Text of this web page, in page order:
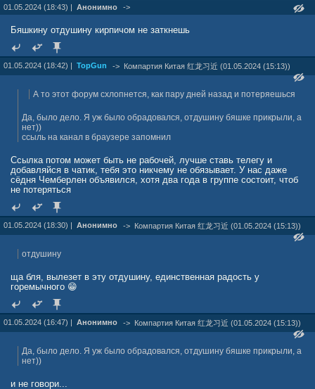
01.05.2024 (18:43) | Анонимно ->
Бяшкину отдушину кирпичом не заткнешь
01.05.2024 (18:42) | TopGun -> Компартия Китая 红龙习近 (01.05.2024 (15:13))
А то этот форум схлопнется, как пару дней назад и потеряешься
Да, было дело. Я уж было обрадовался, отдушину бяшке прикрыли, а
нет))
ссыль на канал в браузере запомнил
Ссылка потом может быть не рабочей, лучше ставь телегу и
добавляйся в чатик, тебя это никчему не обязывает. У нас даже
сёдня Чемберлен объявился, хотя два года в группе состоит, чтоб
не потеряться
01.05.2024 (18:30) | Анонимно -> Компартия Китая 红龙习近 (01.05.2024 (15:13))
отдушину
ща бля, вылезет в эту отдушину, единственная радость у
горемычного 😁
01.05.2024 (16:47) | Анонимно -> Компартия Китая 红龙习近 (01.05.2024 (15:13))
Да, было дело. Я уж было обрадовался, отдушину бяшке прикрыли, а
нет))
и не говори...